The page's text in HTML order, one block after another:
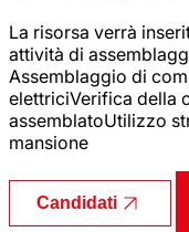
La risorsa verrà
attività di
Assemblaggio di
elettriciVerifica della
assemblatoUtilizzo
mansione
Candidati